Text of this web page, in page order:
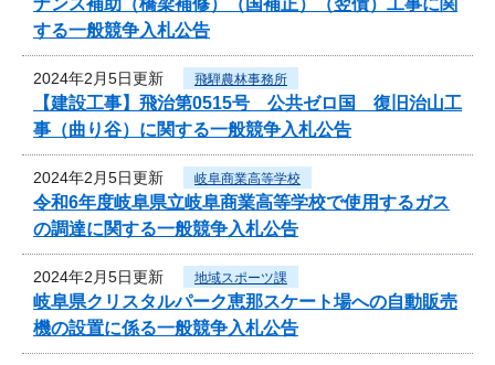
する一般競争入札公告
2024年2月5日更新 飛騨農林事務所
【建設工事】飛治第0515号 公共ゼロ国 復旧治山工
事（曲り谷）に関する一般競争入札公告
2024年2月5日更新 岐阜商業高等学校
令和6年度岐阜県立岐阜商業高等学校で使用するガス
の調達に関する一般競争入札公告
2024年2月5日更新 地域スポーツ課
岐阜県クリスタルパーク恵那スケート場への自動販売
機の設置に係る一般競争入札公告